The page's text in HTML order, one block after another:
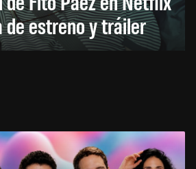
de estreno y tráiler